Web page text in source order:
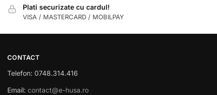
Plati securizate cu cardul!
VISA / MASTERCARD / MOBILPAY
CONTACT
Telefon: 0748.314.416
Email: contact@e-husa.ro